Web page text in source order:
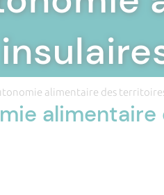
alimentaire des